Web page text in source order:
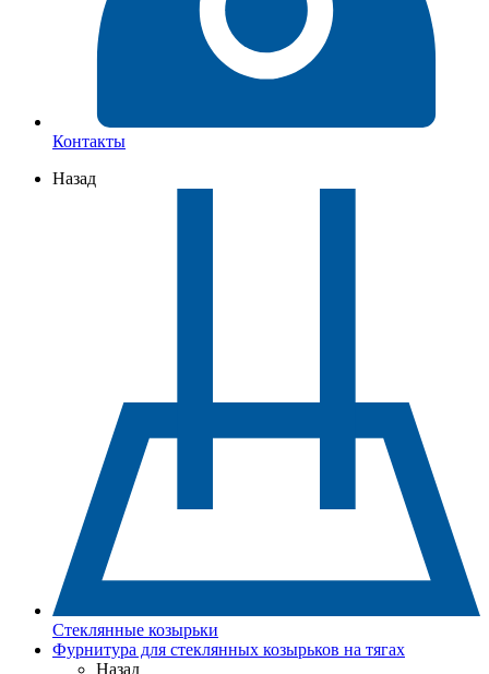
Контакты
Назад
Стеклянные козырьки
Фурнитура для стеклянных козырьков на тягах
Назад